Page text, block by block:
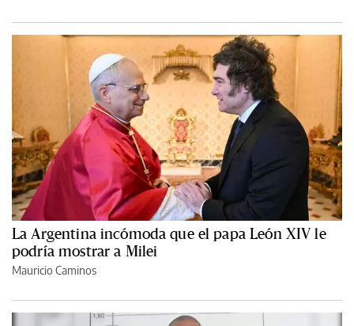
La Argentina incómoda que el papa León XIV le
podría mostrar a Milei
Mauricio Caminos